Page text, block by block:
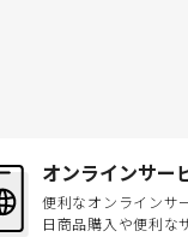
オンラインサー
便利なオンラインサ
日商品購入や便利な